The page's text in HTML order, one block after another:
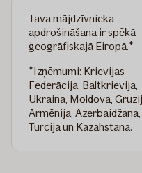
Tava mājdzīvnieka
apdrošināšana ir spēkā
ģeogrāfiskajā Eiropā.*
*Izņēmumi: Krievijas
Federācija, Baltkrievija,
Ukraina, Moldova,
Armēnija, Azerbaidžāna,
Turcija un Kazahstāna.